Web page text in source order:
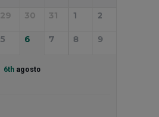
29 30 31 1 2
5 6 7 8 9
6thagosto